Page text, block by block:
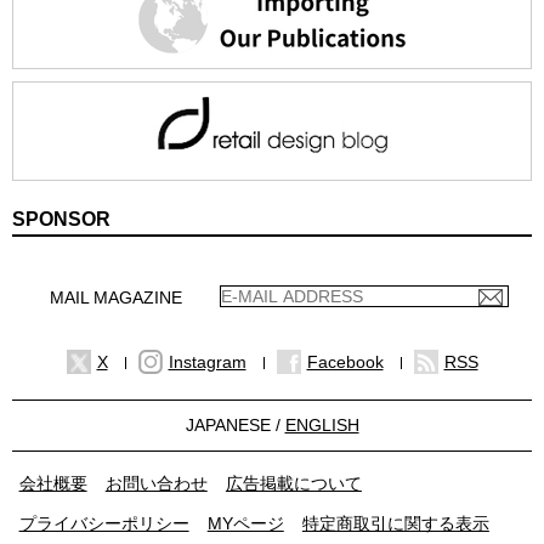
SPONSOR
MAIL MAGAZINE
X Instagram Facebook RSS
JAPANESE / ENGLISH
会社概要 お問い合わせ 広告掲載について
プライバシーポリシー MYページ 特定商取引に関する表示